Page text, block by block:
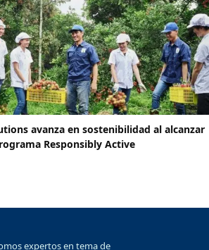
avanza en sostenibilidad al alcanzar
Responsibly Active
expertos en tema de